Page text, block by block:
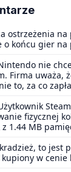
ostrzeżenia na
końcu gier na
nie
Firma uważa,
to, za co
fizycznej
1.44 MB
to jest
kupiony w cenie